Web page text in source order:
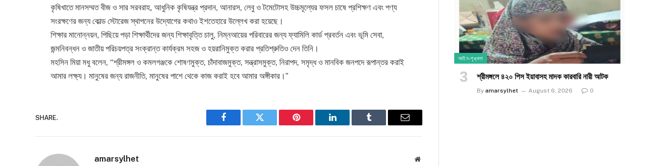
কৃষিখাতে মানসম্মত বীজ ও সার সরবরাহ, আধুনিক কৃষিযন্ত্র প্রদান, আনারস, লেবু ও টমেটোসহ উচ্চমূল্যের ফসল চাষে প্রশিক্ষণ এবং পণ্য
সংরক্ষণের জন্য কোল্ড স্টোরেজ স্থাপনের উদ্যোগের কথাও ইশতেহারে উল্লেখ করা হয়েছে।
শিক্ষার মানোন্নয়ন, পিছিয়ে পড়া শিক্ষার্থীদের জন্য শিক্ষাবৃত্তি চালু, নিম্নআয়ের পরিবারের জন্য ফ্যামিলি কার্ড প্রবর্তন এবং ভূমি সেবা,
জন্মনিবন্ধন ও জাতীয় পরিচয়পত্র সংক্রান্ত কার্যক্রম সহজ ও হয়রানিমুক্ত করার প্রতিশ্রুতিও দেন তিনি।
মহসিন মিয়া মধু বলেন, “শ্রীমঙ্গল ও কমলগঞ্জকে শোষণমুক্ত, চাঁদাবাজমুক্ত, সন্ত্রাসমুক্ত, নিরাপদ, সমৃদ্ধ ও মানবিক জনপদে রূপান্তর করাই
আমার লক্ষ্য। মানুষের জন্য রাজনীতি, মানুষের পাশে থেকে কাজ করাই হবে আমার অঙ্গীকার।”
SHARE.
Facebook Twitter Pinterest LinkedIn Tumblr Email
amarsylhet Website
আইন-শৃঙ্খলা
শ্রীমঙ্গলে ৪২০ পিস ইয়াবাসহ মাদক কারবারি নারী আটক
By amarsylhet August 6, 2026 0